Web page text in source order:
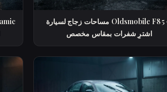
مساحات زجاج لسيارة Oldsmobile F85 —
اشترِ شفرات بمقاس مخصص